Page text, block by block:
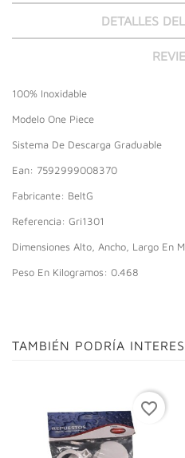
DETALLES
100% Inoxidable
Modelo One Piece
Sistema De Descarga Graduable
Ean: 7592999008370
Fabricante: BeltG
Referencia: Gri1301
Dimensiones Alto, Ancho, Largo En
Peso En Kilogramos: 0.468
TAMBIÉN PODRÍA
favorite_border